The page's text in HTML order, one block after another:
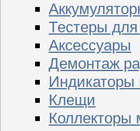
Тестеры
Аксессуары
Демонтаж
Индикаторы
Клещи
Коллекторы